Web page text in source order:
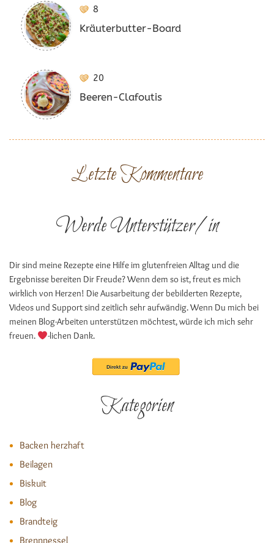
8
Kräuterbutter-Board
20
Beeren-Clafoutis
Letzte Kommentare
Werde Unterstützer/in
Dir sind meine Rezepte eine Hilfe im glutenfreien Alltag und die
Ergebnisse bereiten Dir Freude? Wenn dem so ist, freut es mich
wirklich von Herzen! Die Ausarbeitung der bebilderten Rezepte,
Videos und Support sind zeitlich sehr aufwändig. Wenn Du mich bei
meinen Blog-Arbeiten unterstützen möchtest, würde ich mich sehr
freuen.
-lichen Dank.
Kategorien
Backen herzhaft
Beilagen
Biskuit
Blog
Brandteig
Brennnessel